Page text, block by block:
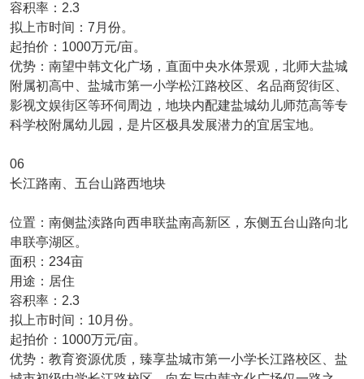
容积率：2.3
拟上市时间：7月份。
起拍价：1000万元/亩。
优势：南望中韩文化广场，直面中央水体景观，北师大盐城
附属初高中、盐城市第一小学松江路校区、名品商贸街区、
影视文娱街区等环伺周边，地块内配建盐城幼儿师范高等专
科学校附属幼儿园，是片区极具发展潜力的宜居宝地。
06
长江路南、五台山路西地块
位置：南侧盐渎路向西串联盐南高新区，东侧五台山路向北
串联亭湖区。
面积：234亩
用途：居住
容积率：2.3
拟上市时间：10月份。
起拍价：1000万元/亩。
优势：教育资源优质，臻享盐城市第一小学长江路校区、盐